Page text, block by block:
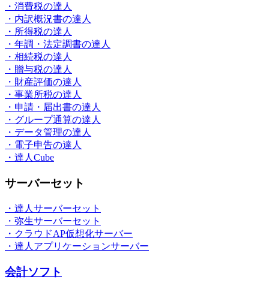
・消費税の達人
・内訳概況書の達人
・所得税の達人
・年調・法定調書の達人
・相続税の達人
・贈与税の達人
・財産評価の達人
・事業所税の達人
・申請・届出書の達人
・グループ通算の達人
・データ管理の達人
・電子申告の達人
・達人Cube
サーバーセット
・達人サーバーセット
・弥生サーバーセット
・クラウドAP仮想化サーバー
・達人アプリケーションサーバー
会計ソフト